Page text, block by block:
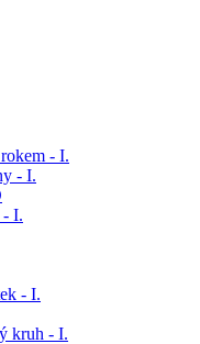
- I.
- I.
- I.
- I.
kruh - I.